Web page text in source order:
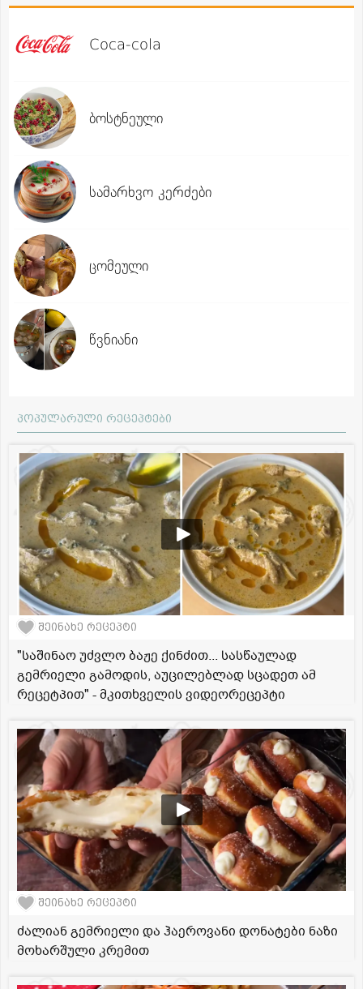
Coca-cola
ბოსტნეული
სამარხვო კერძები
ცომეული
წვნიანი
პოპულარული რეცეპტები
შეინახე რეცეპტი
"საშინაო უძვლო ბაჟე ქინძით... სასწაულად
გემრიელი გამოდის, აუცილებლად სცადეთ ამ
რეცეტპით" - მკითხველის ვიდეორეცეპტი
შეინახე რეცეპტი
ძალიან გემრიელი და ჰაეროვანი დონატები ნაზი
მოხარშული კრემით